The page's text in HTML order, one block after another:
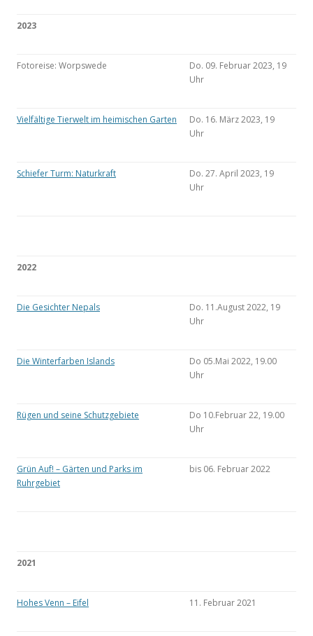
2023
Fotoreise: Worpswede
Do. 09. Februar 2023, 19
Uhr
Vielfältige Tierwelt im heimischen Garten
Do. 16. März 2023, 19
Uhr
Schiefer Turm: Naturkraft
Do. 27. April 2023, 19
Uhr
2022
Die Gesichter Nepals
Do. 11.August 2022, 19
Uhr
Die Winterfarben Islands
Do 05.Mai 2022, 19.00
Uhr
Rügen und seine Schutzgebiete
Do 10.Februar 22, 19.00
Uhr
Grün Auf! – Gärten und Parks im
Ruhrgebiet
bis 06. Februar 2022
2021
Hohes Venn – Eifel 11. Februar 2021